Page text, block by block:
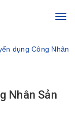
dụng Công Nhân
Nhân Sản